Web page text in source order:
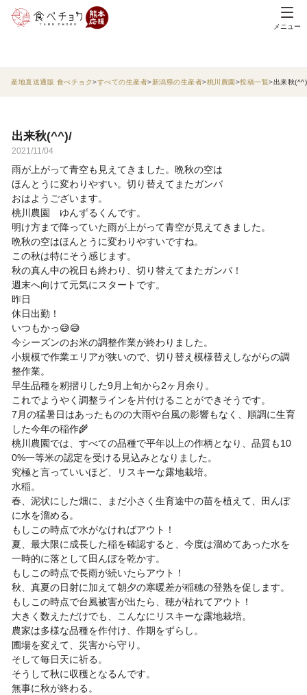
メニュー
産地直送通販 食べチョク すべての生産者 新潟県の生産者 桃川農園 投稿一覧 出来秋
出来秋(^^)/
2021/11/04
雨が上がって青空も見えてきました。晩秋の空は
ほんとうに変わりやすい。切り替えてまたガンバ
おはようございます。
桃川農園 ゆんずるくんです。
明け方まで降っていた雨が上がって青空が見えてきました。
晩秋の空はほんとうに変わりやすいですね。
この秋は特にそう感じます。
秋の真ん中の祝日も終わり、切り替えてまたガンバ！
週末へ向けて元気にスタートです。
昨日
休日出勤！
いつもかっ😅😅
今シーズンのお米の調整作業が終わりました。
小規模で作業エリアが狭いので、切り替え模様替えしながらの調
整作業。
早生品種を籾摺りした9月上旬から2ヶ月余り。
これでようやく調整ラインを片付けることができそうです。
7月の猛暑日はあったものの大雨や台風の影響もなく、順調に生育
した今年の稲作🌾
桃川農園では、すべての品種で平年以上の作柄となり、品質も10
0%一等米の認定を受ける見込みとなりました。
究極と言っていいほど、リスキーな露地栽培。
水稲。
春、泥状にした畑に、まだ小さく生育途中の苗を植えて、田んぼ
に水を溜める。
もしこの時点で水がなければアウト！
夏、最大限に成長した稲を確認すると、今度は溜めてあった水を
一時的に落として田んぼを乾かす。
もしこの時点で長雨が続いたらアウト！
秋、真夏の日射に加えて朝夕の寒暖差が稲穂の登熟を促します。
もしこの時点で台風被害が出たら、穂が枯れてアウト！
大きく数えただけでも、こんなにリスキーな露地栽培。
農家は多様な品種を作付け、作期をずらし。
圃場を変えて、災害から守り。
そして毎日天に祈る。
そうして秋に収穫となるんです。
無事に秋が終わる。